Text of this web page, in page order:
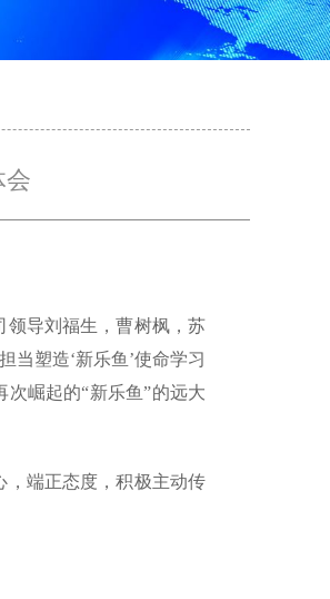
导刘福生，曹树枫，苏
当塑造‘新乐鱼’使命学习
崛起的“新乐鱼”的远大
端正态度，积极主动传